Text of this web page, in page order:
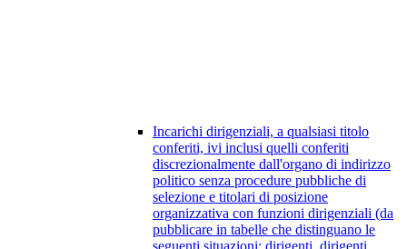
Incarichi dirigenziali, a qualsiasi titolo
conferiti, ivi inclusi quelli conferiti
discrezionalmente dall'organo di indirizzo
politico senza procedure pubbliche di
selezione e titolari di posizione
organizzativa con funzioni dirigenziali (da
pubblicare in tabelle che distinguano le